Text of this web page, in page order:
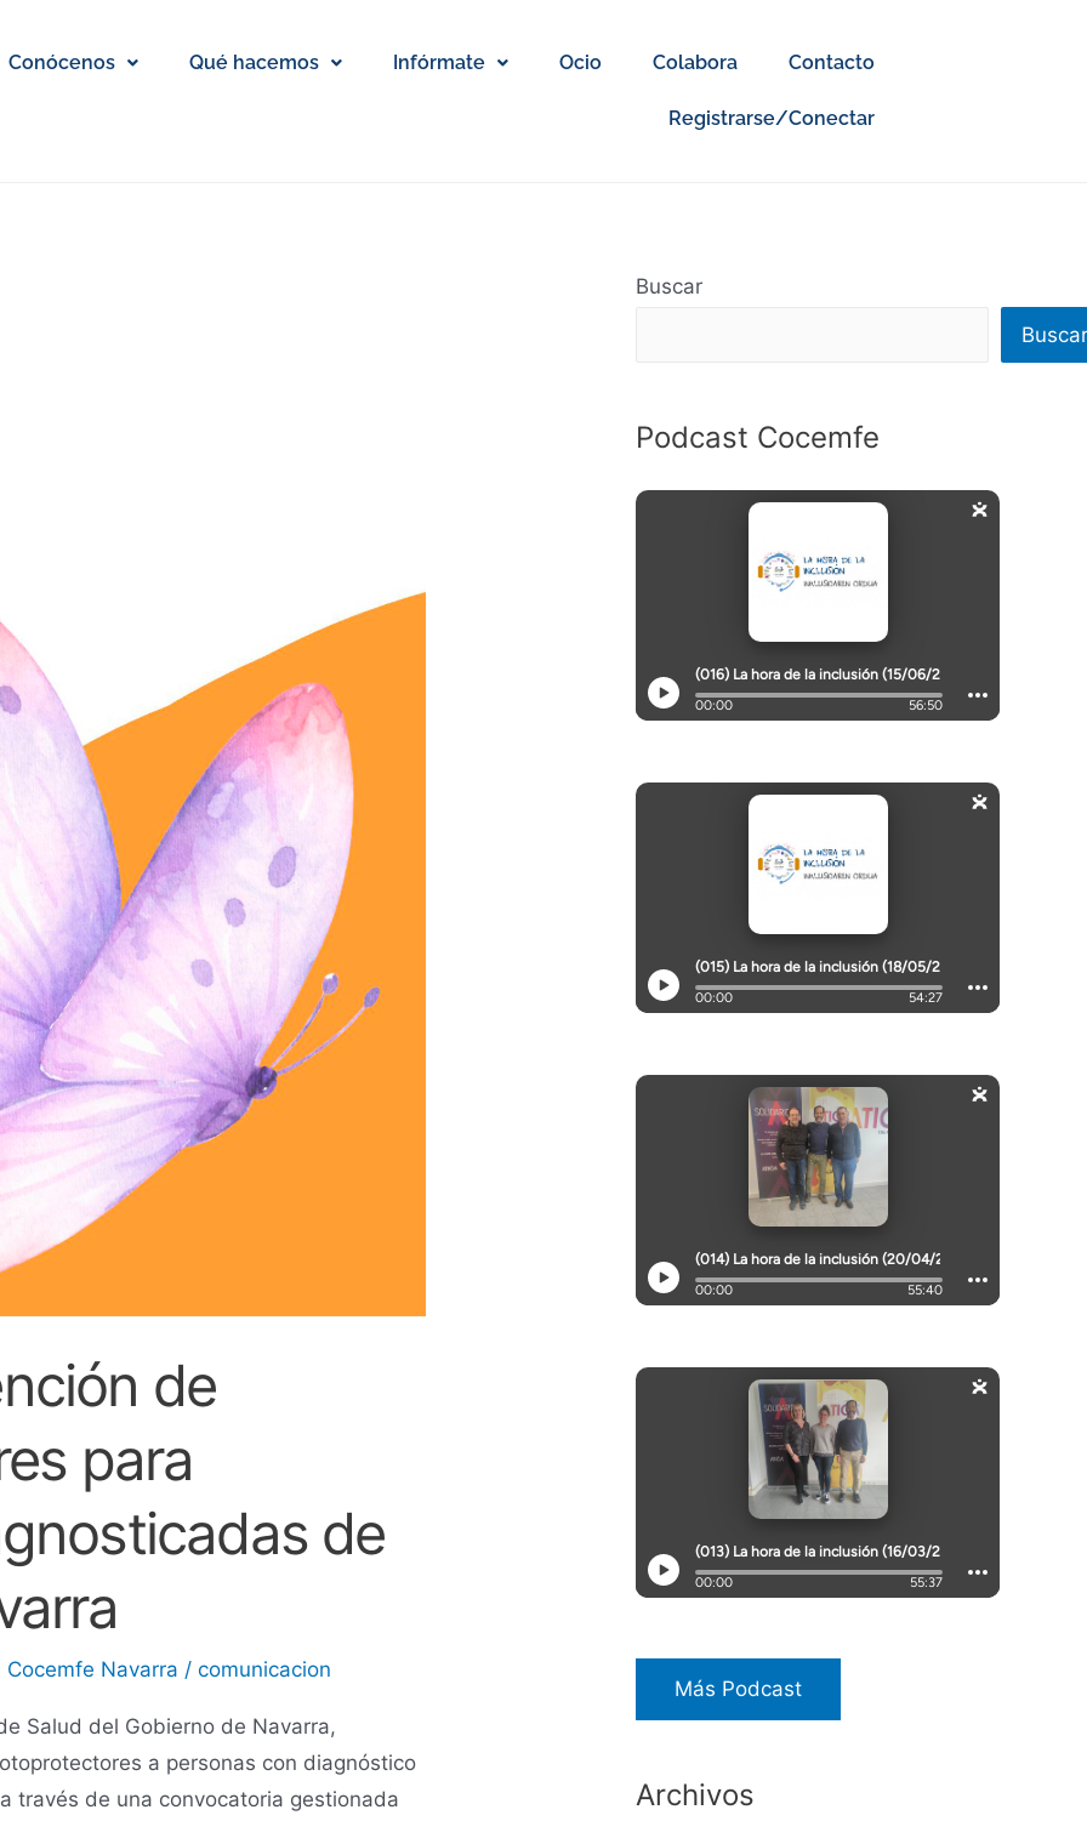
Conócenos Qué hacemos Infórmate Ocio Colabora Contacto
Registrarse/Conectar
de
para
de
Cocemfe Navarra /comunicacion
Salud del Gobierno de Navarra,
a personas con diagnóstico
través de una convocatoria gestionada
Buscar
Buscar
Podcast Cocemfe
Más Podcast
Archivos